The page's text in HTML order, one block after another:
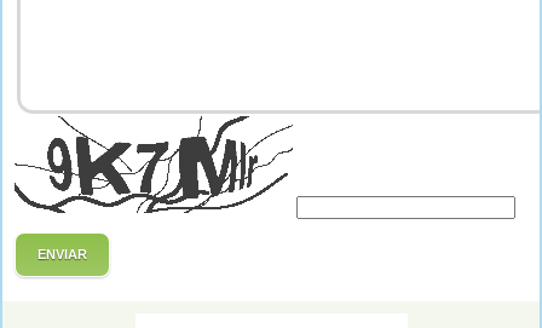
ENVIAR